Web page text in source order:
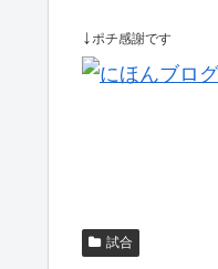
↓ポチ感謝です
試合